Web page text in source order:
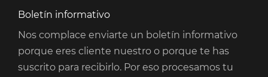
Boletín informativo
Nos complace enviarte un boletín informativo
porque eres cliente nuestro o porque te has
suscrito para recibirlo. Por eso procesamos tu